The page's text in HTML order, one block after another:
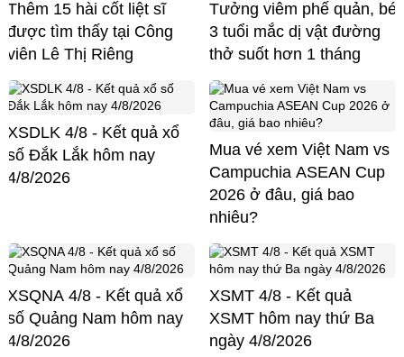
Thêm 15 hài cốt liệt sĩ
được tìm thấy tại Công
viên Lê Thị Riêng
Tưởng viêm phế quản, bé
3 tuổi mắc dị vật đường
thở suốt hơn 1 tháng
XSDLK 4/8 - Kết quả xổ
số Đắk Lắk hôm nay
4/8/2026
Mua vé xem Việt Nam vs
Campuchia ASEAN Cup
2026 ở đâu, giá bao
nhiêu?
XSQNA 4/8 - Kết quả xổ
số Quảng Nam hôm nay
4/8/2026
XSMT 4/8 - Kết quả
XSMT hôm nay thứ Ba
ngày 4/8/2026